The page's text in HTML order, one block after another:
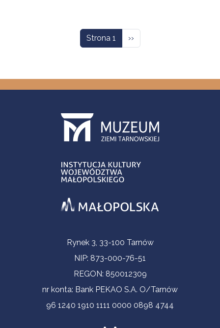
Strona 1 Następna strona
››
Informacje kontaktoweRynek 3, 33-100 Tarnów
NIP: 873-000-76-51
REGON: 850012309
nr konta: Bank PEKAO S.A. O/Tarnów
96 1240 1910 1111 0000 0898 4744